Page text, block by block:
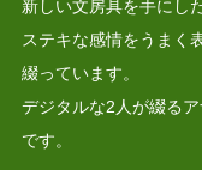
新しい文房具を手にし
ステキな感情をうまく
綴っています。
デジタルな2人が綴る
です。